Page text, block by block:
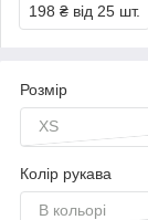
198 ₴ від 25 шт.
Розмір
XS
Колір рукава
В кольорі